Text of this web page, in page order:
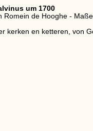
um 1700
Romein de Hooghe -
kerken en ketteren, von